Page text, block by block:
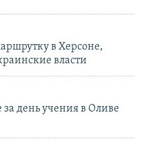
в Херсоне,
власти
день учения в Оливе